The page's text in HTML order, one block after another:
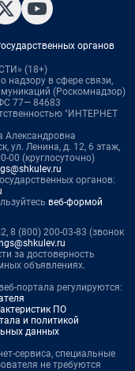
органов
(18+)
надзору в сфере связи,
(Роскомнадзор)
77— 84683
"ИНТЕРНЕТ
Александровна
ул. Ленина, д. 12, 6 этаж,
00 (круглосуточно)
органов:
веб-формой
8 (800) 200-03-83 (звонок
за достоверность
объявлениях.
портала регулируются:
ПО
и политикой
данных
сервиса, специальные
не требуются